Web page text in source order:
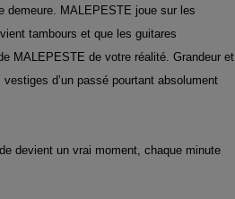
demeure. MALEPESTE joue sur les
tambours et que les guitares
MALEPESTE de votre réalité. Grandeur et
d’un passé pourtant absolument
devient un vrai moment, chaque minute